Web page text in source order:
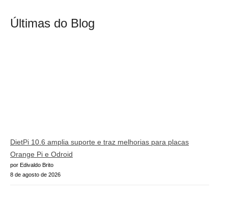
Últimas do Blog
DietPi 10.6 amplia suporte e traz melhorias para placas
Orange Pi e Odroid
por Edivaldo Brito
8 de agosto de 2026